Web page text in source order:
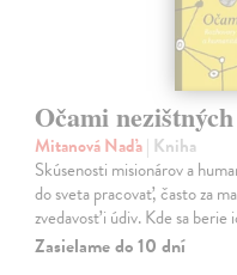
Očami nezištných
Mitanová Naďa| Kniha
Skúsenosti misionárov a
do sveta pracovať, často za
zvedavosť i údiv. Kde sa berie
Zasielame do 10 dní